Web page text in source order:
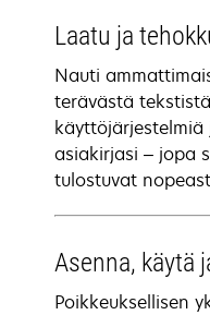
Laatu ja
Nauti
terävästä
asiakirjasi – jopa
tulostuvat
Asenna, käytä
Poikkeuksellisen